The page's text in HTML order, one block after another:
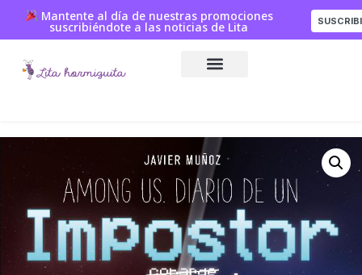
Mantente al día de nuestras promociones
suscribiéndote a las noticias de Lita